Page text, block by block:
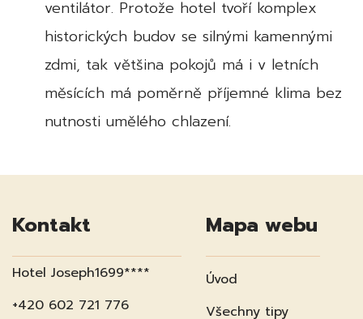
ventilátor. Protože hotel tvoří komplex
historických budov se silnými kamennými
zdmi, tak většina pokojů má i v letních
měsících má poměrně příjemné klima bez
nutnosti umělého chlazení.
Kontakt
Hotel Joseph1699****
+420 602 721 776
Mapa webu
Úvod
Všechny tipy